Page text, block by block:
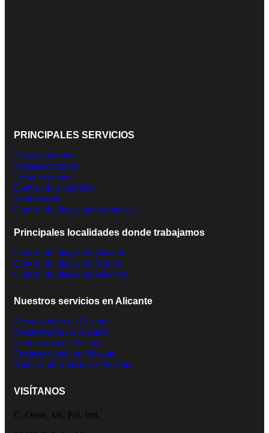
PRINCIPALES SERVICIOS
Desratizaciones
Desinsectaciones
Desinfecciones
Control de Legionella
Endoterapia
Control de plagas para empresas
Principales localidades donde trabajamos
Control de plagas en Alicante
Control de plagas en Murcia
Control de plagas en Albacete
Nuestros servicios en Alicante
Desratización en Alicante
Desinfección en Alicante
Endoterapia en Alicante
Desinsectación en Alicante
Análisis de superficies Alicante
VISÍTANOS
C. Oeste, s/n, Pol. Ind.